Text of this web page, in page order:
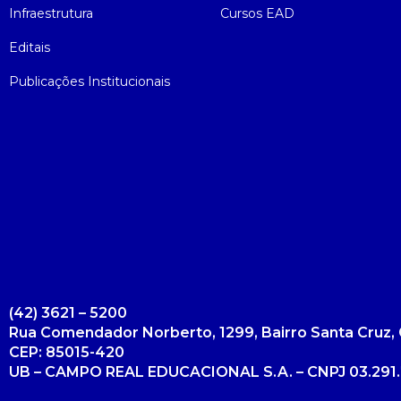
Infraestrutura
Editais
Publicações Institucionais
Cursos EAD
(42) 3621 – 5200
Rua Comendador Norberto, 1299, Bairro Santa Cruz,
CEP: 85015-420
UB – CAMPO REAL EDUCACIONAL S.A. – CNPJ
Psicologia
Publicidade e Propaganda
Segunda Chamada
Seguro Escolar
Publicações Científicas
Revistas Campo Real